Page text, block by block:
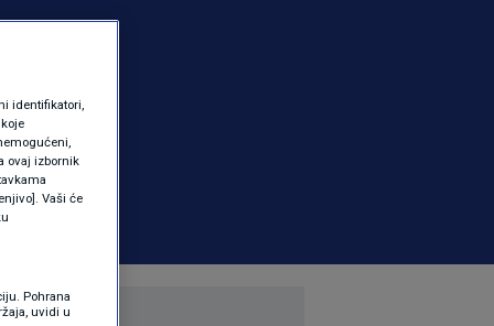
identifikatori,
ovaj izbornik
Vaši će
Pohrana
uvidi u